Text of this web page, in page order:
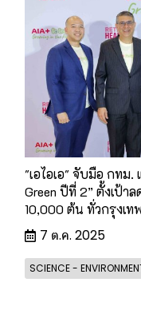
"เอไอเอ" จับมือ กทม.
Green ปีที่ 2” ตั้งเป้
10,000 ต้น ทั่วกรุงเท
7 ต.ค. 2025
SCIENCE -